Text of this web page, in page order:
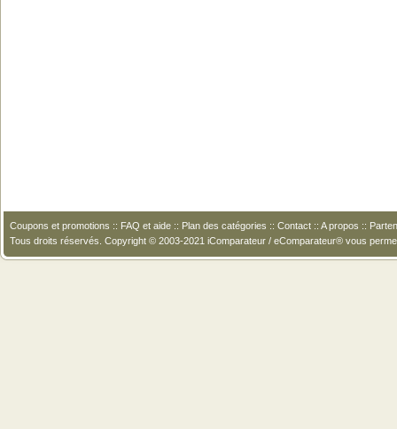
Coupons et promotions :: FAQ et aide :: Plan des catégories :: Contact :: A propos ::
Tous droits réservés. Copyright © 2003-2021 iComparateur / eComparateur® vous